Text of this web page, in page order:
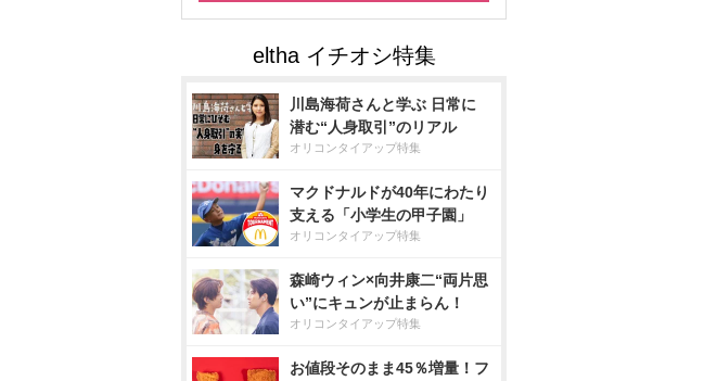
川島海荷さんと学ぶ 日常に
潜む“人身取引”のリアル
オリコンタイアップ特集
マクドナルドが40年にわたり
支える「小学生の甲子園」
オリコンタイアップ特集
森崎ウィン×向井康二“両片思
い”にキュンが止まらん！
オリコンタイアップ特集
お値段そのまま45％増量！フ